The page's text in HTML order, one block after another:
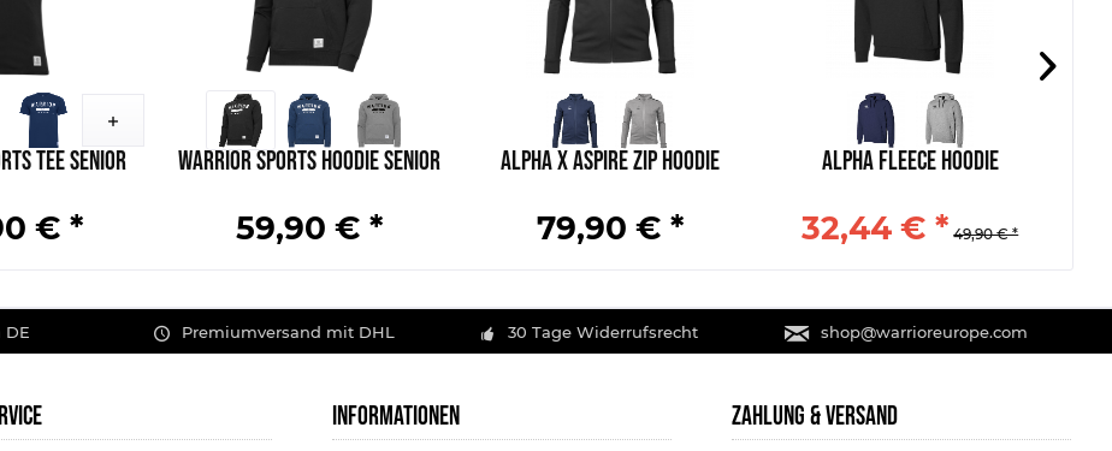
Tee Senior
€ *
Warrior Sports Hoodie Senior
59,90 € *
Alpha X Aspire Zip Hoodie
79,90 € *
Alpha Fleece Hoodie
32,44 € * 49,90 € *
DE Premiumversand mit DHL 30 Tage Widerrufsrecht shop@warrioreurope.com
INFORMATIONEN ZAHLUNG & VERSAND